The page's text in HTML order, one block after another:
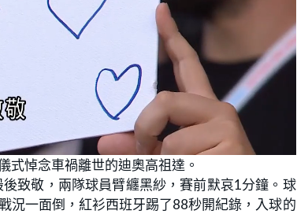
式悼念車禍離世的迪奧高祖達。
致敬，兩隊球員臂纏黑紗，賽前默哀1分鐘。球
況一面倒，紅衫西班牙踢了88秒開紀錄，入球的